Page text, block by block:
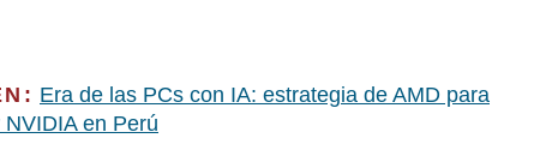
Era de las PCs con IA: estrategia de AMD para
en Perú